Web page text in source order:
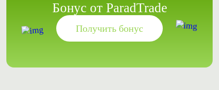
Бонус от ParadTrade
Получить бонус